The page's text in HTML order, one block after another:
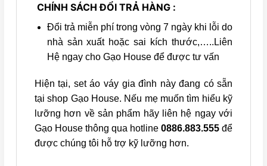
CHÍNH SÁCH ĐỔI TRẢ HÀNG :
Đổi trả miễn phí trong vòng 7 ngày khi lỗi do
nhà sản xuất hoặc sai kích thước,…..Liên
Hệ ngay cho Gạo House để được tư vấn
Hiện tại, set áo váy gia đình này đang có sẵn
tại shop Gạo House. Nếu mẹ muốn tìm hiểu kỹ
lưỡng hơn về sản phẩm hãy liên hệ ngay với
Gạo House thông qua hotline0886.883.555 để
được chúng tôi hỗ trợ kỹ lưỡng hơn.